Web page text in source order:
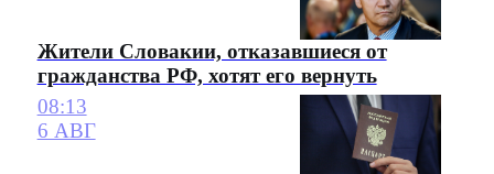
Жители Словакии, отказавшиеся от
гражданства РФ, хотят его вернуть
08:13
6 АВГ